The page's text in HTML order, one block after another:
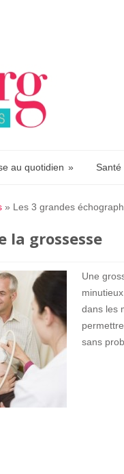
au quotidien » Santé
» Les 3 grandes
la grossesse
Une
dans les
sans